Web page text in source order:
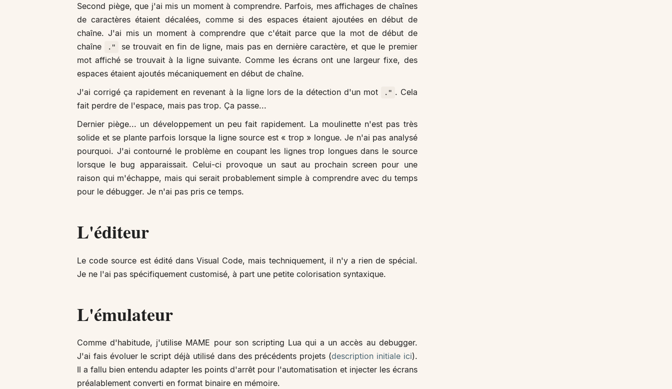
Second piège, que j'ai mis un moment à comprendre. Parfois, mes affichages de chaînes
de caractères étaient décalées, comme si des espaces étaient ajoutées en début de
chaîne. J'ai mis un moment à comprendre que c'était parce que la mot de début de
chaîne
."
se trouvait en fin de ligne, mais pas en dernière caractère, et que le premier
mot affiché se trouvait à la ligne suivante. Comme les écrans ont une largeur fixe, des
espaces étaient ajoutés mécaniquement en début de chaîne.
J'ai corrigé ça rapidement en revenant à la ligne lors de la détection d'un mot
." . Cela
fait perdre de l'espace, mais pas trop. Ça passe...
Dernier piège... un développement un peu fait rapidement. La moulinette n'est pas très
solide et se plante parfois lorsque la ligne source est « trop » longue. Je n'ai pas analysé
pourquoi. J'ai contourné le problème en coupant les lignes trop longues dans le source
lorsque le bug apparaissait. Celui-ci provoque un saut au prochain screen pour une
raison qui m'échappe, mais qui serait probablement simple à comprendre avec du temps
pour le débugger. Je n'ai pas pris ce temps.
L'éditeur
Le code source est édité dans Visual Code, mais techniquement, il n'y a rien de spécial.
Je ne l'ai pas spécifiquement customisé, à part une petite colorisation syntaxique.
L'émulateur
Comme d'habitude, j'utilise MAME pour son scripting Lua qui a un accès au debugger.
J'ai fais évoluer le script déjà utilisé dans des précédents projets (description initiale ici).
Il a fallu bien entendu adapter les points d'arrêt pour l'automatisation et injecter les écrans
préalablement converti en format binaire en mémoire.